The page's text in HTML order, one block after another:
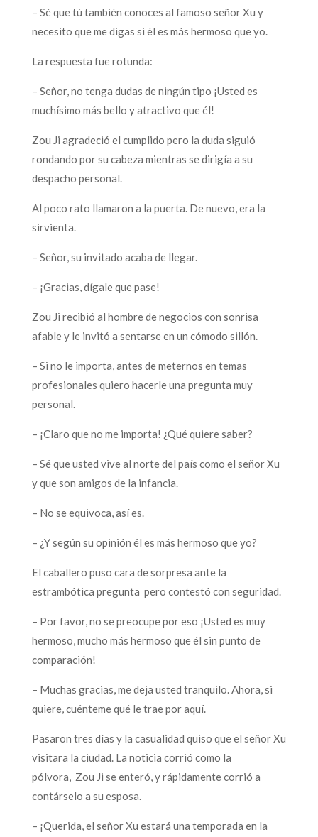
– Sé que tú también conoces al famoso señor Xu y
necesito que me digas si él es más hermoso que yo.
La respuesta fue rotunda:
– Señor, no tenga dudas de ningún tipo ¡Usted es
muchísimo más bello y atractivo que él!
Zou Ji agradeció el cumplido pero la duda siguió
rondando por su cabeza mientras se dirigía a su
despacho personal.
Al poco rato llamaron a la puerta. De nuevo, era la
sirvienta.
– Señor, su invitado acaba de llegar.
– ¡Gracias, dígale que pase!
Zou Ji recibió al hombre de negocios con sonrisa
afable y le invitó a sentarse en un cómodo sillón.
– Si no le importa, antes de meternos en temas
profesionales quiero hacerle una pregunta muy
personal.
– ¡Claro que no me importa! ¿Qué quiere saber?
– Sé que usted vive al norte del país como el señor Xu
y que son amigos de la infancia.
– No se equivoca, así es.
– ¿Y según su opinión él es más hermoso que yo?
El caballero puso cara de sorpresa ante la
estrambótica pregunta pero contestó con seguridad.
– Por favor, no se preocupe por eso ¡Usted es muy
hermoso, mucho más hermoso que él sin punto de
comparación!
– Muchas gracias, me deja usted tranquilo. Ahora, si
quiere, cuénteme qué le trae por aquí.
Pasaron tres días y la casualidad quiso que el señor Xu
visitara la ciudad. La noticia corrió como la
pólvora, Zou Ji se enteró, y rápidamente corrió a
contárselo a su esposa.
– ¡Querida, el señor Xu estará una temporada en la